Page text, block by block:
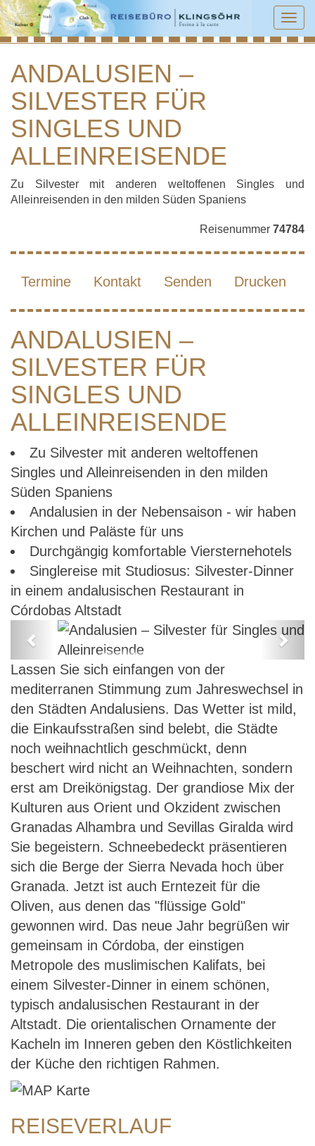
ANDALUSIEN – SILVESTER FÜR
SINGLES UND ALLEINREISENDE
ANDALUSIEN –
SILVESTER FÜR
SINGLES UND
ALLEINREISENDE
Zu Silvester mit anderen weltoffenen Singles und
Alleinreisenden in den milden Süden Spaniens
Reisenummer 74784
Termine Kontakt Senden Drucken
ANDALUSIEN –
SILVESTER FÜR
SINGLES UND
ALLEINREISENDE
Zu Silvester mit anderen weltoffenen
Singles und Alleinreisenden in den milden
Süden Spaniens
Andalusien in der Nebensaison - wir haben
Kirchen und Paläste für uns
Durchgängig komfortable Viersternehotels
Singlereise mit Studiosus: Silvester-Dinner
in einem andalusischen Restaurant in
Córdobas Altstadt
Andalusien – Silvester für Singles
und Alleinreisende
Previous Next
Lassen Sie sich einfangen von der
mediterranen Stimmung zum Jahreswechsel in
den Städten Andalusiens. Das Wetter ist mild,
die Einkaufsstraßen sind belebt, die Städte
noch weihnachtlich geschmückt, denn
beschert wird nicht an Weihnachten, sondern
erst am Dreikönigstag. Der grandiose Mix der
Kulturen aus Orient und Okzident zwischen
Granadas Alhambra und Sevillas Giralda wird
Sie begeistern. Schneebedeckt präsentieren
sich die Berge der Sierra Nevada hoch über
Granada. Jetzt ist auch Erntezeit für die
Oliven, aus denen das "flüssige Gold"
gewonnen wird. Das neue Jahr begrüßen wir
gemeinsam in Córdoba, der einstigen
Metropole des muslimischen Kalifats, bei
einem Silvester-Dinner in einem schönen,
typisch andalusischen Restaurant in der
Altstadt. Die orientalischen Ornamente der
Kacheln im Inneren geben den Köstlichkeiten
der Küche den richtigen Rahmen.
REISEVERLAUF